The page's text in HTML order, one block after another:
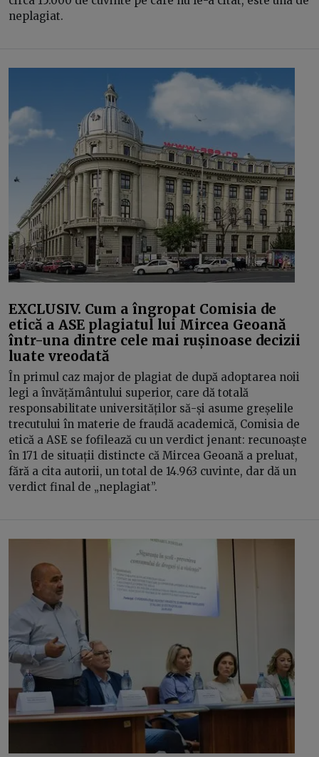
neplagiat.
EXCLUSIV. Cum a îngropat Comisia de
etică a ASE plagiatul lui Mircea Geoană
într-una dintre cele mai rușinoase decizii
luate vreodată
În primul caz major de plagiat de după adoptarea noii
legi a învățământului superior, care dă totală
responsabilitate universităților să-și asume greșelile
trecutului în materie de fraudă academică, Comisia de
etică a ASE se fofilează cu un verdict jenant: recunoaște
în 171 de situații distincte că Mircea Geoană a preluat,
fără a cita autorii, un total de 14.963 cuvinte, dar dă un
verdict final de „neplagiat”.